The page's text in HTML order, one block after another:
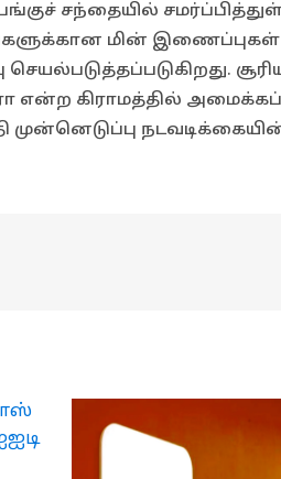
சந்தையில்
மின்
செயல்படுத்தப்படுகிறது.
என்ற கிராமத்தில்
முன்னெடுப்பு